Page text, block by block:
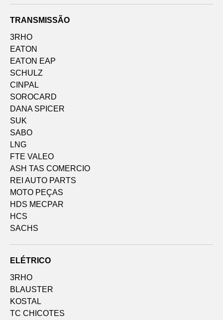
TRANSMISSÃO
3RHO
EATON
EATON EAP
SCHULZ
CINPAL
SOROCARD
DANA SPICER
SUK
SABO
LNG
FTE VALEO
ASH TAS COMERCIO
REI AUTO PARTS
MOTO PEÇAS
HDS MECPAR
HCS
SACHS
ELÉTRICO
3RHO
BLAUSTER
KOSTAL
TC CHICOTES